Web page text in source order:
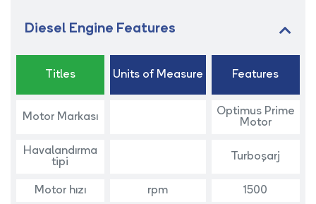
Diesel Engine Features
Titles Units of Measure Features
Motor Markası
Optimus Prime
Motor
Havalandırma
tipi
Turboşarj
Motor hızı rpm 1500